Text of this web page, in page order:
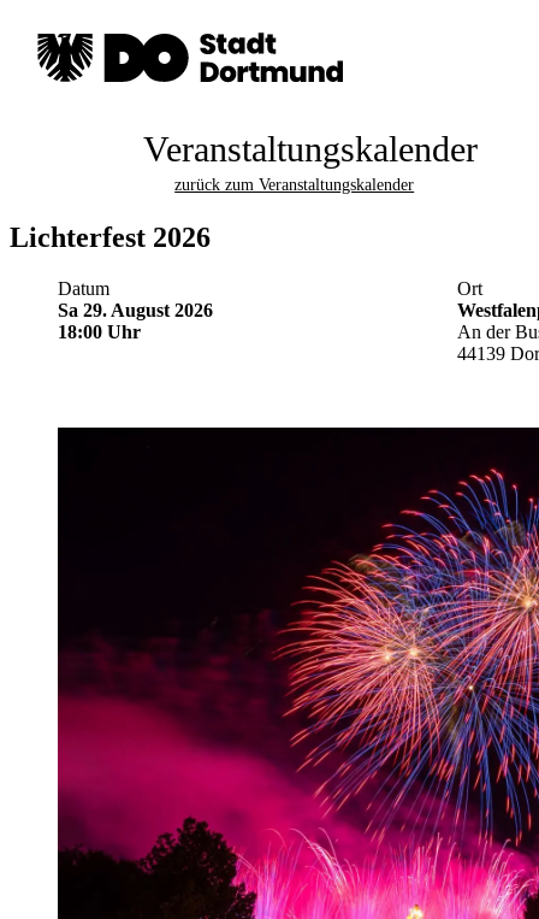
Veranstaltungskalender
zurück zum Veranstaltungskalender
Lichterfest 2026
Datum
Sa 29. August 2026
18:00 Uhr
Ort
An der
44139